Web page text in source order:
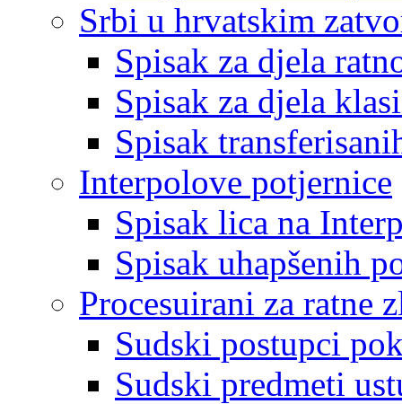
Srbi u hrvatskim
Spisak za djela
Spisak za djela
Spisak
Interpolove potjernice
Spisak lica na
Spisak uhapšenih
Procesuirani za ratne
Sudski postupci
Sudski predmeti